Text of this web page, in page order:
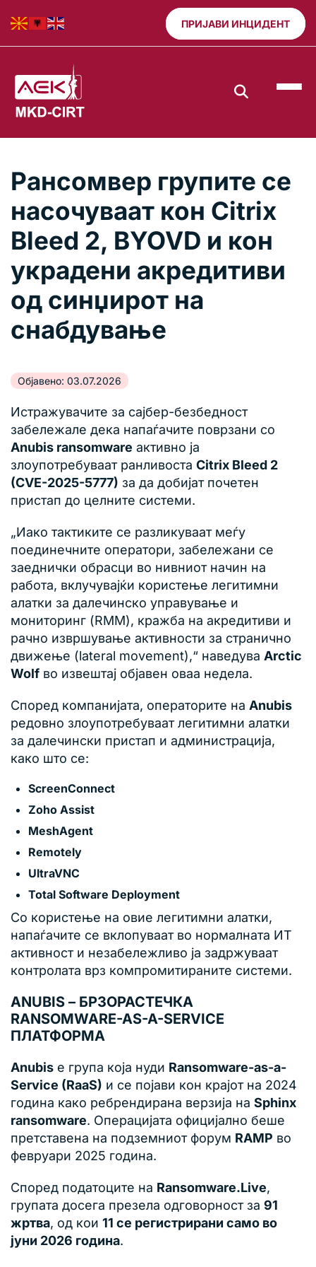
ПРИЈАВИ ИНЦИДЕНТ
Рансомвер групите се
насочуваат кон Citrix
Bleed 2, BYOVD и кон
украдени акредитиви
од синџирот на
снабдување
Објавено: 03.07.2026
Истражувачите за сајбер-безбедност
забележале дека напаѓачите поврзани со
Anubis ransomware активно ја
злоупотребуваат ранливоста Citrix Bleed 2
(CVE-2025-5777) за да добијат почетен
пристап до целните системи.
„Иако тактиките се разликуваат меѓу
поединечните оператори, забележани се
заеднички обрасци во нивниот начин на
работа, вклучувајќи користење легитимни
алатки за далечинско управување и
мониторинг (RMM), кражба на акредитиви и
рачно извршување активности за странично
движење (lateral movement),“ наведува Arctic
Wolf во извештај објавен оваа недела.
Според компанијата, операторите на Anubis
редовно злоупотребуваат легитимни алатки
за далечински пристап и администрација,
како што се:
ScreenConnect
Zoho Assist
MeshAgent
Remotely
UltraVNC
Total Software Deployment
Со користење на овие легитимни алатки,
напаѓачите се вклопуваат во нормалната ИТ
активност и незабележливо ја задржуваат
контролата врз компромитираните системи.
ANUBIS – БРЗОРАСТЕЧКА
RANSOMWARE-AS-A-SERVICE
ПЛАТФОРМА
Anubis е група која нуди Ransomware-as-a-
Service (RaaS) и се појави кон крајот на 2024
година како ребрендирана верзија на Sphinx
ransomware. Операцијата официјално беше
претставена на подземниот форум RAMP во
февруари 2025 година.
Според податоците на Ransomware.Live,
групата досега презела одговорност за 91
жртва, од кои 11 се регистрирани само во
јуни 2026 година.